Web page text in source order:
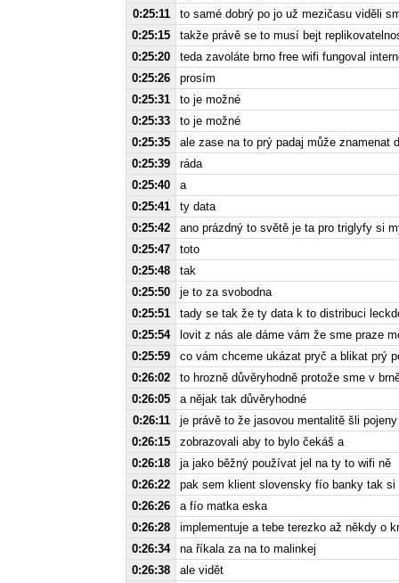
0:25:11
to samé dobrý po jo už mezičasu viděli
0:25:15
takže právě se to musí bejt
0:25:20
teda zavoláte brno free wifi fungoval
0:25:26
prosím
0:25:31
to je možné
0:25:33
to je možné
0:25:35
ale zase na to prý padaj může znamenat
0:25:39
ráda
0:25:40
a
0:25:41
ty data
0:25:42
ano prázdný to světě je ta pro triglyfy si
0:25:47
toto
0:25:48
tak
0:25:50
je to za svobodna
0:25:51
tady se tak že ty data k to distribuci
0:25:54
lovit z nás ale dáme vám že sme praze
0:25:59
co vám chceme ukázat pryč a blikat prý
0:26:02
to hrozně důvěryhodně protože sme v
0:26:05
a nějak tak důvěryhodné
0:26:11
je právě to že jasovou mentalitě šli
0:26:15
zobrazovali aby to bylo čekáš a
0:26:18
ja jako běžný používat jel na ty to wifi ně
0:26:22
pak sem klient slovensky fío banky tak si
0:26:26
a fío matka eska
0:26:28
implementuje a tebe terezko až někdy o
0:26:34
na říkala za na to malinkej
0:26:38
ale vidět